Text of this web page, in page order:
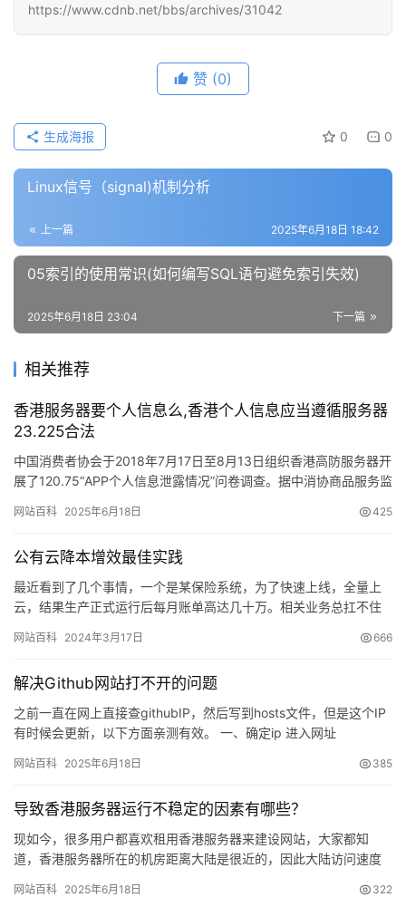
https://www.cdnb.net/bbs/archives/31042
赞 (0)
0 0
生成海报
Linux信号（signal)机制分析
上一篇 2025年6月18日 18:42
05索引的使用常识(如何编写SQL语句避免索引失效)
下一篇
2025年6月18日 23:04
相关推荐
香港服务器要个人信息么,香港个人信息应当遵循服务器
23.225合法
中国消费者协会于2018年7月17日至8月13日组织香港高防服务器开
展了120.75“APP个人信息泄露情况”问卷调查。据中消协商品服务监
网站百科 2025年6月18日 425
公有云降本增效最佳实践
最近看到了几个事情，一个是某保险系统，为了快速上线，全量上
云，结果生产正式运行后每月账单高达几十万。相关业务总扛不住
花了3…
网站百科 2024年3月17日 666
解决Github网站打不开的问题
之前一直在网上直接查githubIP，然后写到hosts文件，但是这个IP
有时候会更新，以下方面亲测有效。 一、确定ip 进入网址
网站百科 2025年6月18日 385
导致香港服务器运行不稳定的因素有哪些？
现如今，很多用户都喜欢租用香港服务器来建设网站，大家都知
道，香港服务器所在的机房距离大陆是很近的，因此大陆访问速度
网站百科 2025年6月18日 322